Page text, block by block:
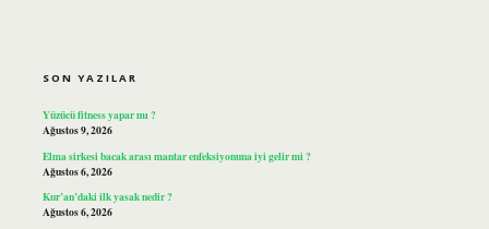
SON YAZILAR
Yüzücü fitness yapar mı ?
Ağustos 9, 2026
Elma sirkesi bacak arası mantar enfeksiyonuna iyi gelir mi ?
Ağustos 6, 2026
Kur’an’daki ilk yasak nedir ?
Ağustos 6, 2026